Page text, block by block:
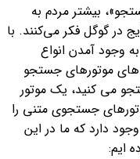
بیشتر مردم به
گوگل فکر می‌کنند. با
وجود آمدن انواع
های موتورهای جستجو
می کنید، یک موتور
جستجوی متنی را
دارد که ما در این
ایم: